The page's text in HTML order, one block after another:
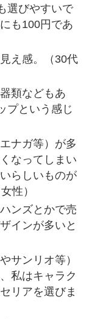
選びやすいで
も100円であ
え感。（30代
類などもあ
プという感じ
ナガ等）が多
なってしまい
らしいものが
性）
ンズとかで売
インが多いと
サンリオ等）
私はキャラク
リアを選びま